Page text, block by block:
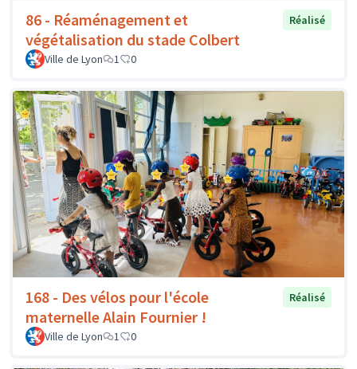
86 - Réaménagement et
végétalisation du stade Colbert
Réalisé
Ville de Lyon 1 0
168 - Des vélos pour l'école
maternelle Alain Fournier !
Réalisé
Ville de Lyon 1 0